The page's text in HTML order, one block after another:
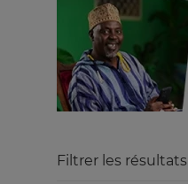
Filtrer les résultats